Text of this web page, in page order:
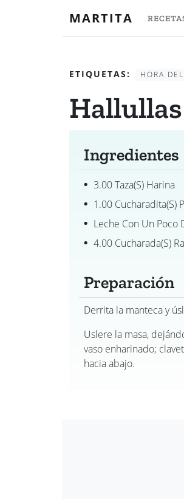
MARTITA
ETIQUETAS: HORA
Ingredientes
3.00 Taza(s) Harina
1.00 Cucharadita(s)
Leche Con Un Poco
4.00 Cucharada(s)
Preparación
Derrita la manteca y
Uslere la masa,
vaso enharinado;
hacia abajo.